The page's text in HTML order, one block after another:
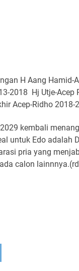
H Aang
2018 Hj Utje-Acep
Acep-Ridho 2018-
kembali
untuk Edo adalah
pria yang
calon